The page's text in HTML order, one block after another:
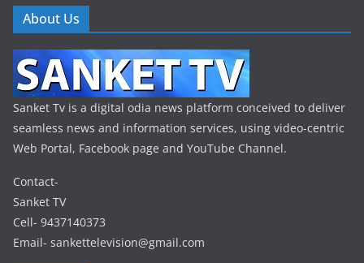
About Us
Sanket Tv is a digital odia news platform conceived to deliver
seamless news and information services, using video-centric
Web Portal, Facebook page and YouTube Channel.
Contact-
Sanket TV
Cell- 9437140373
Email- sankettelevision@gmail.com